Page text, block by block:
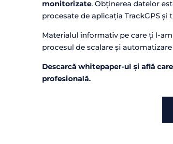
monitorizate. Obținerea datelor
procesate de aplicația TrackGPS
Materialul informativ pe care ți l-
procesul de scalare și
Descarcă whitepaper-ul și află
profesională.